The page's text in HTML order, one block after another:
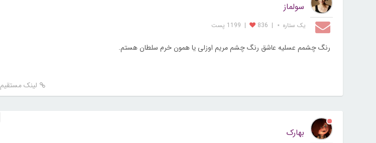
سولماز
یک ستاره ⋆ |
836
| 1199 پست
رنگ چشمم عسلیه عاشق رنگ چشم مریم اوزلی یا همون خرم سلطان هستم.
لینک مستقیم
بهارک